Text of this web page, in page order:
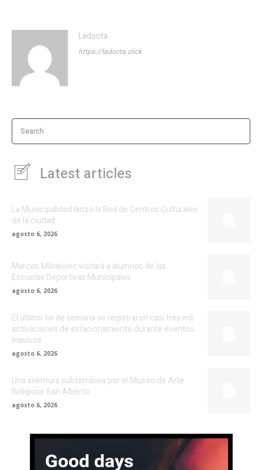
Ladocta
https://ladocta.click
Search
Latest articles
La Municipalidad lanzó la Red de Centros Culturales
de la ciudad
agosto 6, 2026
Marcos Milinkovic visitará a alumnos de las
Escuelas Deportivas Municipales
agosto 6, 2026
El último fin de semana se registraron casi tres mil
activaciones de estacionamiento durante eventos
masivos
agosto 6, 2026
Una aventura subterránea por el Museo de Arte
Religioso San Alberto
agosto 6, 2026